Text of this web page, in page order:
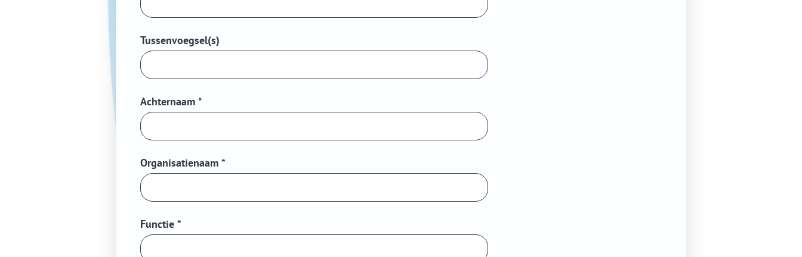
Tussenvoegsel(s)
Achternaam *
Organisatienaam *
Functie *